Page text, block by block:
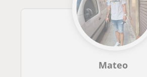
Mateo